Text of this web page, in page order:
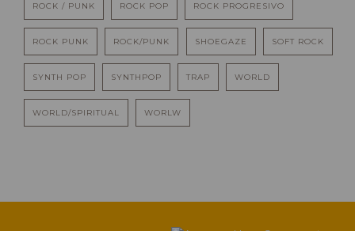
ROCK / PUNK ROCK POP ROCK PROGRESIVO
ROCK PUNK ROCK/PUNK SHOEGAZE SOFT ROCK
SYNTH POP SYNTHPOP TRAP WORLD
WORLD/SPIRITUAL WORLW